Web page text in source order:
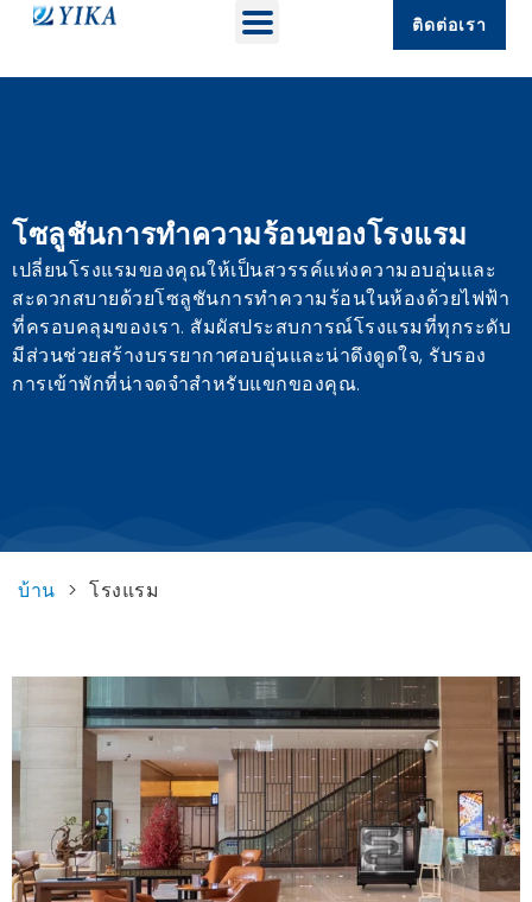
ติดต่อเรา
โซลูชันการทำความร้อนของโรงแรม
เปลี่ยนโรงแรมของคุณให้เป็นสวรรค์แห่งความอบอุ่นและ
สะดวกสบายด้วยโซลูชันการทำความร้อนในห้องด้วยไฟฟ้า
ที่ครอบคลุมของเรา. สัมผัสประสบการณ์โรงแรมที่ทุกระดับ
มีส่วนช่วยสร้างบรรยากาศอบอุ่นและน่าดึงดูดใจ, รับรอง
การเข้าพักที่น่าจดจำสำหรับแขกของคุณ.
บ้าน > โรงแรม